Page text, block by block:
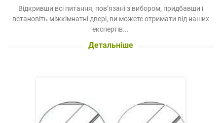
Відкривши всі питання, пов’язані з вибором, придбавши і
встановіть міжкімнатні двері, ви можете отримати від наших
експертів...
Детальніше